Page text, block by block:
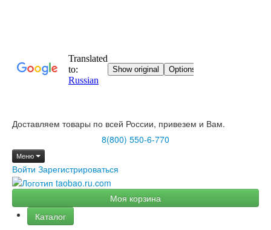
Доставляем товары по всей России, привезем и Вам.
8(800) 550-6-770
Меню
Войти Зарегистрироваться
Моя корзина
Каталог